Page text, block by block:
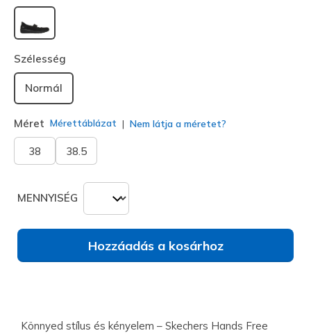
kiválasztva
Szélesség
Normál
Méret Mérettáblázat Nem látja a méretet?
38 38.5
MENNYISÉG
Hozzáadás a kosárhoz
Könnyed stílus és kényelem – Skechers Hands Free